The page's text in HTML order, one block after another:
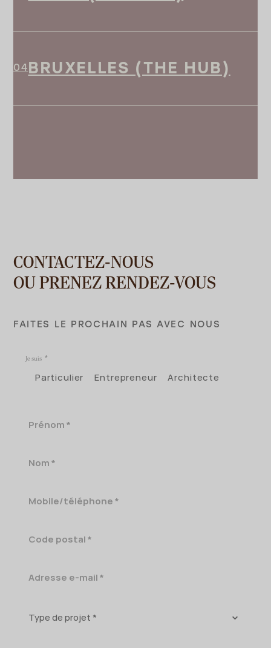
BRUXELLES (THE HUB)
CONTACTEZ-NOUS
OU PRENEZ RENDEZ-VOUS
FAITES LE PROCHAIN PAS AVEC NOUS
Je suis
Particulier Entrepreneur Architecte
Prénom
Nom
Mobile/téléphone
Code
Adresse
Type
de